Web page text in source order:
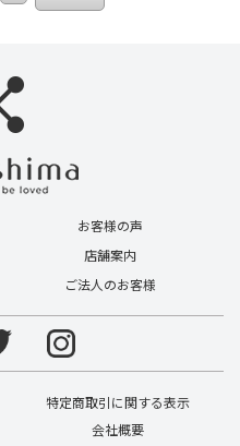
お客様の声
店舗案内
ご法人のお客様
特定商取引に関する表示
会社概要